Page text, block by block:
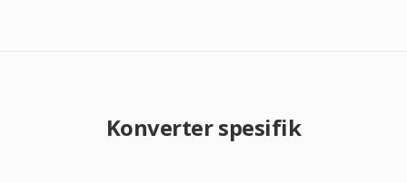
Konverter spesifik